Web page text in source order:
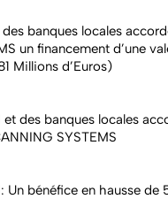
banques locales
un financement d’une
Millions d’Euros)
et des banques locales
SYSTEMS
Un bénéfice en hausse de